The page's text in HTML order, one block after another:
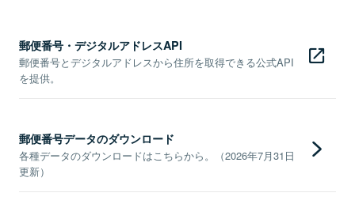
郵便番号・デジタルアドレスAPI
郵便番号とデジタルアドレスから住所を取得できる公式API
を提供。
郵便番号データのダウンロード
各種データのダウンロードはこちらから。（2026年7月31日
更新）